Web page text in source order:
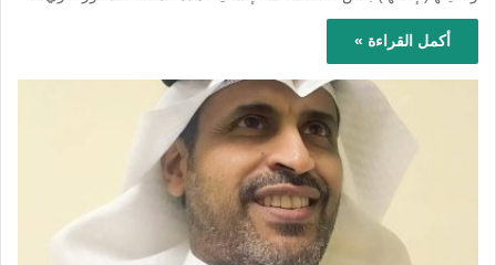
أكمل القراءة »